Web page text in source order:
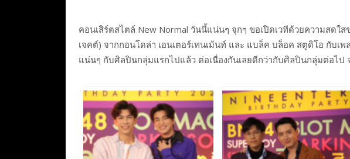
คอนเสิร์ตสไตล์ New Normal วันนี้แน่นๆ จุกๆ ขอเปิดเวทีด้วยความสดใ
เจคต์) จากกอนโดล่า เอนเตอร์เทนเม้นท์ และ แบล็ค บล็อค สตูดิโอ กับเ
แน่นๆ กับศิลปินกลุ่มแรกไปแล้ว ต่อเนื่องกันเลยดีกว่ากับศิลปินกลุ่มต่อไป จ